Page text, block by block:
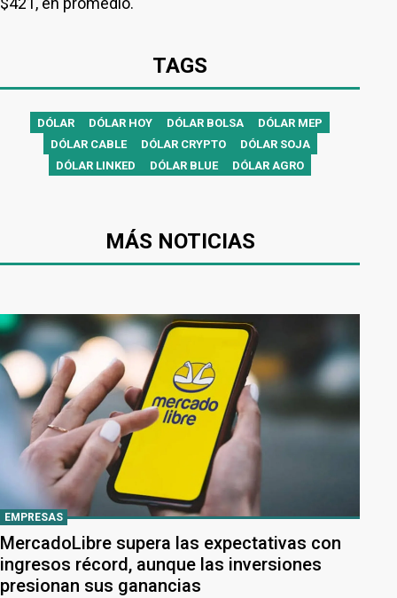
TAGS
DÓLAR DÓLAR HOY DÓLAR BOLSA
DÓLAR MEP
DÓLAR CABLE
DÓLAR CRYPTO
DÓLAR SOJA
DÓLAR LINKED
DÓLAR BLUE DÓLAR AGRO
MÁS NOTICIAS
EMPRESAS
MercadoLibre supera las expectativas con
ingresos récord, aunque las inversiones
presionan sus ganancias